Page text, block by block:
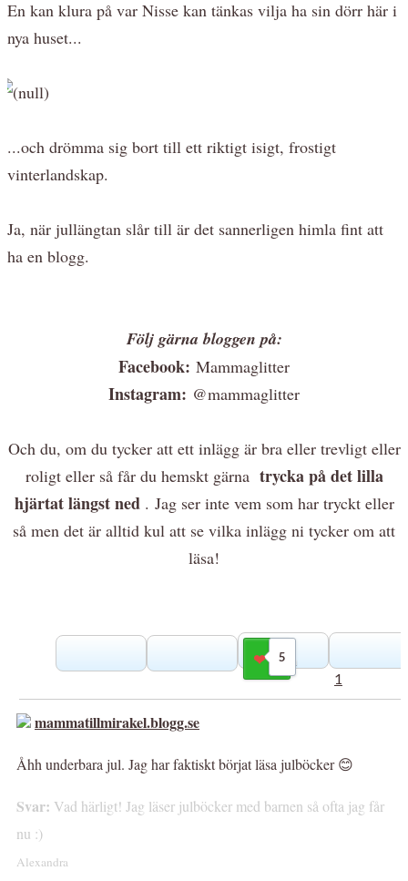
En kan klura på var Nisse kan tänkas vilja ha sin dörr här i
nya huset...
...och drömma sig bort till ett riktigt isigt, frostigt
vinterlandskap.
Ja, när jullängtan slår till är det sannerligen himla fint att
ha en blogg.
Följ gärna bloggen på:
Facebook: Mammaglitter
Instagram: @mammaglitter
Och du, om du tycker att ett inlägg är bra eller trevligt eller
roligt eller så får du hemskt gärna trycka på det lilla
hjärtat längst ned . Jag ser inte vem som har tryckt eller
så men det är alltid kul att se vilka inlägg ni tycker om att
läsa!
5
Gilla
1
mammatillmirakel.blogg.se
Åhh underbara jul. Jag har faktiskt börjat läsa julböcker 😊
Svar: Vad härligt! Jag läser julböcker med barnen så ofta jag får
nu :)
Alexandra